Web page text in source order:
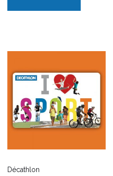
Décathlon